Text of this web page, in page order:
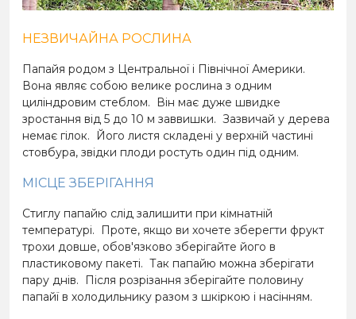
НЕЗВИЧАЙНА РОСЛИНА
Папайя родом з Центральної і Північної Америки.
Вона являє собою велике рослина з одним
циліндровим стеблом.
Він має дуже швидке
зростання від 5 до 10 м заввишки. Зазвичай у дерева
немає гілок.
Його листя складені у верхній частині
стовбура, звідки плоди ростуть один під одним.
МІСЦЕ ЗБЕРІГАННЯ
Стиглу папайю слід залишити при кімнатній
температурі.
Проте, якщо ви хочете зберегти фрукт
трохи довше, обов'язково зберігайте його в
пластиковому пакеті. Так папайю можна зберігати
пару днів.
Після розрізання зберігайте половину
папайї в холодильнику разом з шкіркою і насінням.